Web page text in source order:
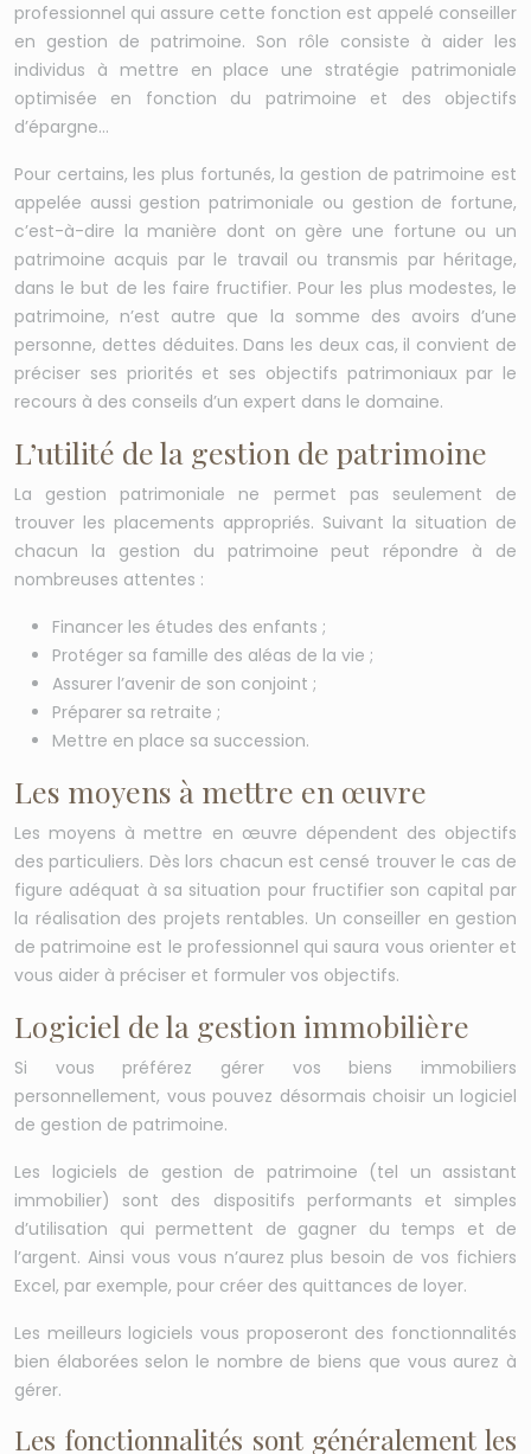
professionnel qui assure cette fonction est appelé conseiller
en gestion de patrimoine. Son rôle consiste à aider les
individus à mettre en place une stratégie patrimoniale
optimisée en fonction du patrimoine et des objectifs
d’épargne…
Pour certains, les plus fortunés, la gestion de patrimoine est
appelée aussi gestion patrimoniale ou gestion de fortune,
c’est-à-dire la manière dont on gère une fortune ou un
patrimoine acquis par le travail ou transmis par héritage,
dans le but de les faire fructifier. Pour les plus modestes, le
patrimoine, n’est autre que la somme des avoirs d’une
personne, dettes déduites. Dans les deux cas, il convient de
préciser ses priorités et ses objectifs patrimoniaux par le
recours à des conseils d’un expert dans le domaine.
L’utilité de la gestion de patrimoine
La gestion patrimoniale ne permet pas seulement de
trouver les placements appropriés. Suivant la situation de
chacun la gestion du patrimoine peut répondre à de
nombreuses attentes :
Financer les études des enfants ;
Protéger sa famille des aléas de la vie ;
Assurer l’avenir de son conjoint ;
Préparer sa retraite ;
Mettre en place sa succession.
Les moyens à mettre en œuvre
Les moyens à mettre en œuvre dépendent des objectifs
des particuliers. Dès lors chacun est censé trouver le cas de
figure adéquat à sa situation pour fructifier son capital par
la réalisation des projets rentables. Un conseiller en gestion
de patrimoine est le professionnel qui saura vous orienter et
vous aider à préciser et formuler vos objectifs.
Logiciel de la gestion immobilière
Si vous préférez gérer vos biens immobiliers
personnellement, vous pouvez désormais choisir un logiciel
de gestion de patrimoine.
Les logiciels de gestion de patrimoine (tel un assistant
immobilier) sont des dispositifs performants et simples
d’utilisation qui permettent de gagner du temps et de
l’argent. Ainsi vous vous n’aurez plus besoin de vos fichiers
Excel, par exemple, pour créer des quittances de loyer.
Les meilleurs logiciels vous proposeront des fonctionnalités
bien élaborées selon le nombre de biens que vous aurez à
gérer.
Les fonctionnalités sont généralement les